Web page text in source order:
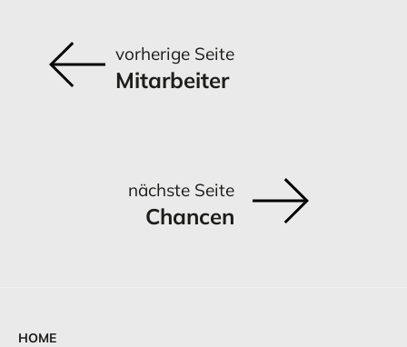
vorherige Seite
Mitarbeiter
nächste Seite
Chancen
HOME